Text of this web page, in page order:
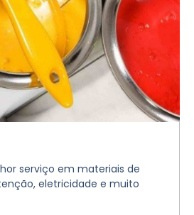
serviço em materiais de
eletricidade e muito